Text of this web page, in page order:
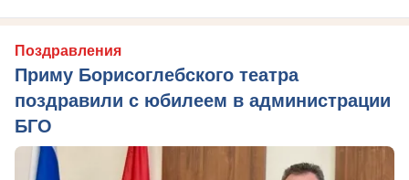
Поздравления
Приму Борисоглебского театра
поздравили с юбилеем в администрации
БГО